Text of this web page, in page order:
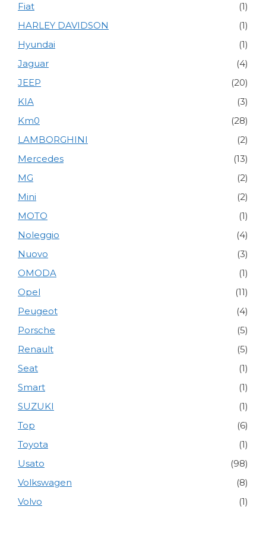
Fiat
(1)
HARLEY DAVIDSON
(1)
Hyundai
(1)
Jaguar
(4)
JEEP
(20)
KIA
(3)
Km0
(28)
LAMBORGHINI
(2)
Mercedes
(13)
MG
(2)
Mini
(2)
MOTO
(1)
Noleggio
(4)
Nuovo
(3)
OMODA
(1)
Opel
(11)
Peugeot
(4)
Porsche
(5)
Renault
(5)
Seat
(1)
Smart
(1)
SUZUKI
(1)
Top
(6)
Toyota
(1)
Usato
(98)
Volkswagen
(8)
Volvo
(1)